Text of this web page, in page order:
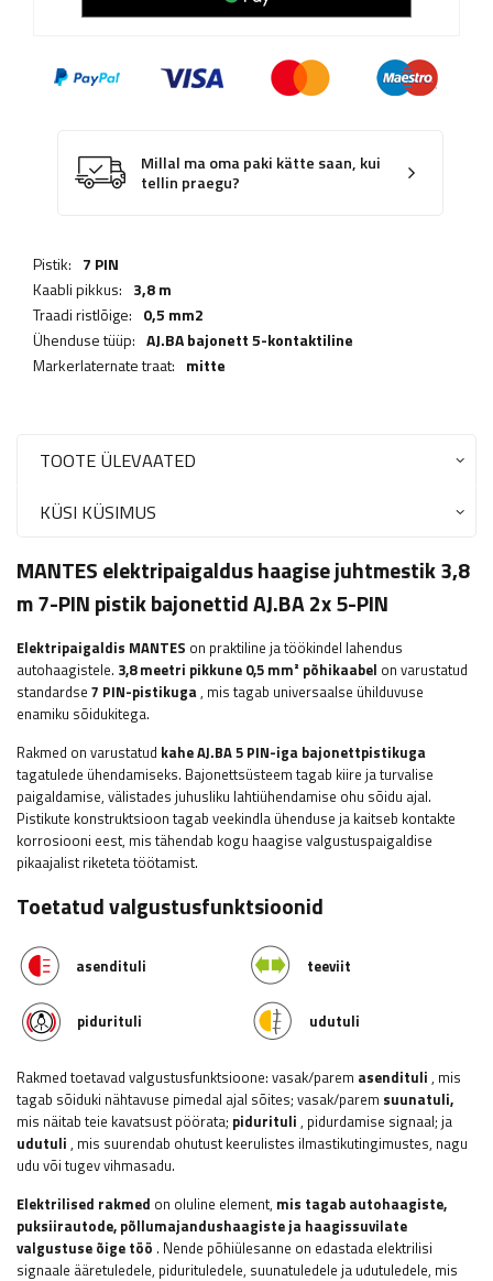
Millal ma oma paki kätte saan, kui
tellin praegu?
Pistik: 7 PIN
Kaabli pikkus: 3,8 m
Traadi ristlõige: 0,5 mm2
Ühenduse tüüp: AJ.BA bajonett 5-kontaktiline
Markerlaternate traat: mitte
TOOTE ÜLEVAATED
KÜSI KÜSIMUS
MANTES elektripaigaldus haagise juhtmestik 3,8
m 7-PIN pistik bajonettid AJ.BA 2x 5-PIN
Elektripaigaldis MANTES on praktiline ja töökindel lahendus
autohaagistele. 3,8 meetri pikkune 0,5 mm² põhikaabel on varustatud
standardse 7 PIN-pistikuga, mis tagab universaalse ühilduvuse
enamiku sõidukitega.
Rakmed on varustatud kahe AJ.BA 5 PIN-iga bajonettpistikuga
tagatulede ühendamiseks. Bajonettsüsteem tagab kiire ja turvalise
paigaldamise, välistades juhusliku lahtiühendamise ohu sõidu ajal.
Pistikute konstruktsioon tagab veekindla ühenduse ja kaitseb kontakte
korrosiooni eest, mis tähendab kogu haagise valgustuspaigaldise
pikaajalist riketeta töötamist.
Toetatud valgustusfunktsioonid
asendituli teeviit
pidurituli udutuli
Rakmed toetavad valgustusfunktsioone: vasak/parem asendituli , mis
tagab sõiduki nähtavuse pimedal ajal sõites; vasak/parem suunatuli,
mis näitab teie kavatsust pöörata; pidurituli , pidurdamise signaal; ja
udutuli , mis suurendab ohutust keerulistes ilmastikutingimustes, nagu
udu või tugev vihmasadu.
Elektrilised rakmed on oluline element, mis tagab autohaagiste,
puksiirautode, põllumajandushaagiste ja haagissuvilate
valgustuse õige töö . Nende põhiülesanne on edastada elektrilisi
signaale ääretuledele, pidurituledele, suunatuledele ja udutuledele, mis